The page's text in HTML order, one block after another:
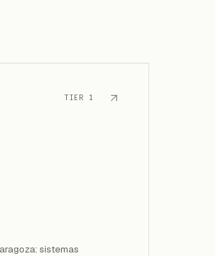
TIER 1
sistemas